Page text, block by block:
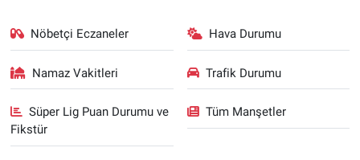
Nöbetçi Eczaneler Hava Durumu
Namaz Vakitleri Trafik Durumu
Süper Lig Puan Durumu ve
Fikstür
Tüm Manşetler